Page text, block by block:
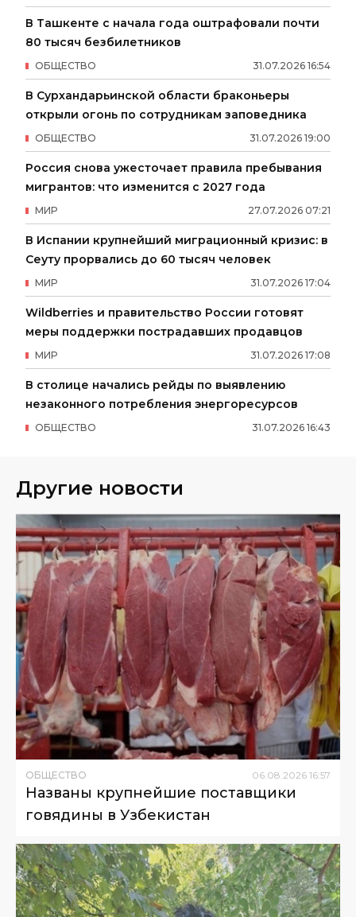
В Ташкенте с начала года оштрафовали почти
80 тысяч безбилетников
31.07.2026 16:54
ОБЩЕСТВО
В Сурхандарьинской области браконьеры
открыли огонь по сотрудникам заповедника
31.07.2026 19:00
ОБЩЕСТВО
Россия снова ужесточает правила пребывания
мигрантов: что изменится с 2027 года
27.07.2026 07:21
МИР
В Испании крупнейший миграционный кризис: в
Сеуту прорвались до 60 тысяч человек
31.07.2026 17:04
МИР
Wildberries и правительство России готовят
меры поддержки пострадавших продавцов
31.07.2026 17:08
МИР
В столице начались рейды по выявлению
незаконного потребления энергоресурсов
31.07.2026 16:43
ОБЩЕСТВО
Другие новости
ОБЩЕСТВО 06 08 2026 16:57
Названы крупнейшие поставщики
говядины в Узбекистан